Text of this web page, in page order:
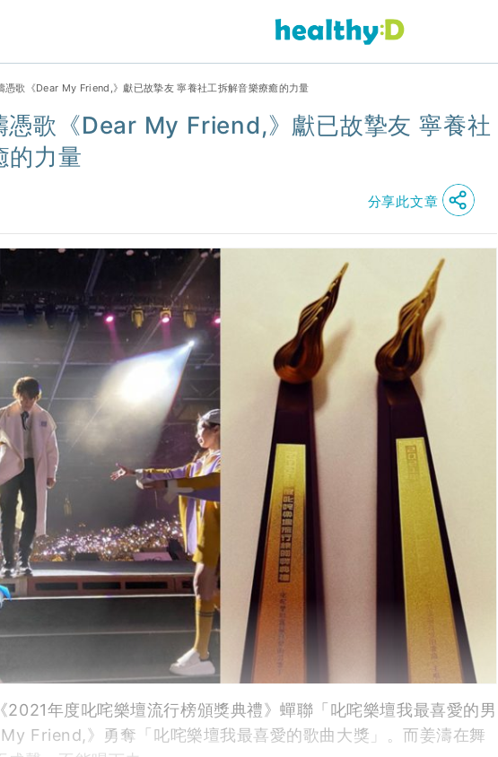
憑歌《Dear My Friend,》獻已故摯友 寧養社工拆解音樂療癒的力量
憑歌《Dear My Friend,》獻已故摯友 寧養社
的力量
分享此文章
2021年度叱咤樂壇流行榜頒獎典禮》蟬聯「叱咤樂壇我最喜愛的男
Friend,》勇奪「叱咤樂壇我最喜愛的歌曲大獎」。而姜濤在舞